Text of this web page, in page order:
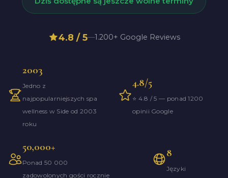
4.8 / 5—1.200+ Google Reviews
2003
Jedno z
najpopularniejszych spa
wellness w Side od 2003
roku
4.8/5
⭐ 4.8 / 5 — ponad 1200
opinii Google
50,000+
Ponad 50 000
zadowolonych gości rocznie
8
Języki